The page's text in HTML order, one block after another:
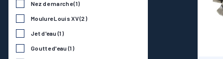
Nez de marche(1)
Moulure Louis XV(2)
Jet d'eau(1)
Goutte d'eau(1)